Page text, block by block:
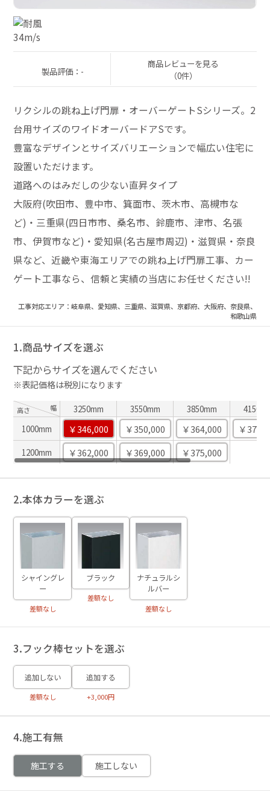
製品評価：-
商品レビューを見る
（0件）
リクシルの跳ね上げ門扉・オーバーゲートSシリーズ。2
台用サイズのワイドオーバードアSです。
豊富なデザインとサイズバリエーションで幅広い住宅に
設置いただけます。
道路へのはみだしの少ない直昇タイプ
大阪府(吹田市、豊中市、箕面市、茨木市、高槻市な
ど)・三重県(四日市市、桑名市、鈴鹿市、津市、名張
市、伊賀市など)・愛知県(名古屋市周辺)・滋賀県・奈良
県など、近畿や東海エリアでの跳ね上げ門扉工事、カー
ゲート工事なら、信頼と実績の当店にお任せください!!
工事対応エリア：岐阜県、愛知県、三重県、滋賀県、京都府、大阪府、奈良県、
和歌山県
1.商品サイズを選ぶ
下記からサイズを選んでください
※表記価格は税別になります
高さ 幅 3250mm 3550mm 3850mm
1000mm
￥346,000 ￥350,000 ￥364,000 ￥
1200mm ￥362,000 ￥369,000 ￥375,000
2.本体カラーを選ぶ
シャイングレ
ー
差額なし
ブラック
差額なし
ナチュラルシ
ルバー
差額なし
3.フック棒セットを選ぶ
追加しない
差額なし
追加する
+3,000円
4.施工有無
施工する 施工しない